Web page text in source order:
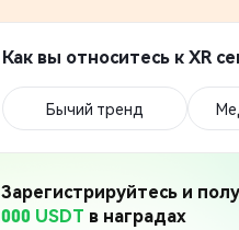
Как вы относитесь к XR
Бычий тренд
Зарегистрируйтесь и
000 USDT в наградах